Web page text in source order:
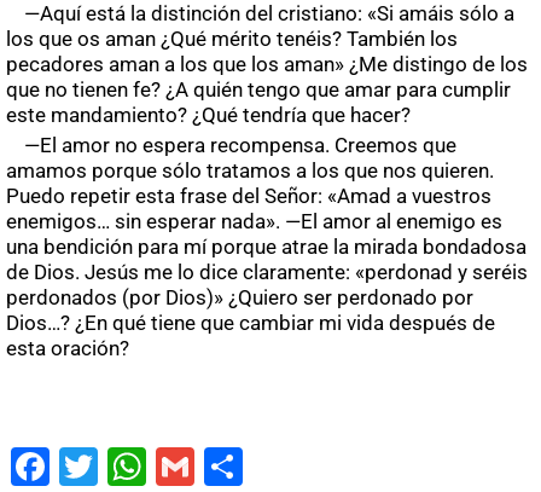
—Aquí está la distinción del cristiano: «Si amáis sólo a
los que os aman ¿Qué mérito tenéis? También los
pecadores aman a los que los aman» ¿Me distingo de los
que no tienen fe? ¿A quién tengo que amar para cumplir
este mandamiento? ¿Qué tendría que hacer?
—El amor no espera recompensa. Creemos que
amamos porque sólo tratamos a los que nos quieren.
Puedo repetir esta frase del Señor: «Amad a vuestros
enemigos… sin esperar nada». —El amor al enemigo es
una bendición para mí porque atrae la mirada bondadosa
de Dios. Jesús me lo dice claramente: «perdonad y seréis
perdonados (por Dios)» ¿Quiero ser perdonado por
Dios…? ¿En qué tiene que cambiar mi vida después de
esta oración?
Fac
Twit
Wha
Gm